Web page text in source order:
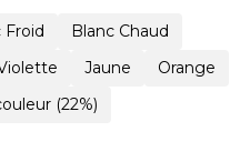
Froid
Blanc Chaud
Jaune
Orange
(22%)